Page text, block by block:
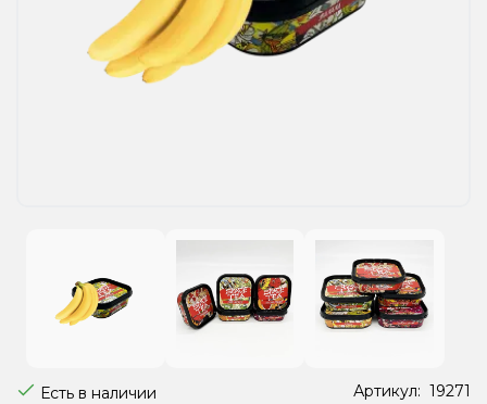
Жидкости для электронных сигарет
Подарочные наборы
Есть в наличии Артикул: 19271